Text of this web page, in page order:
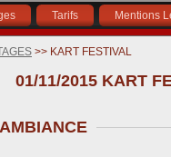
Tarifs Mentions
>> KART FESTIVAL
01/11/2015 KART
AMBIANCE